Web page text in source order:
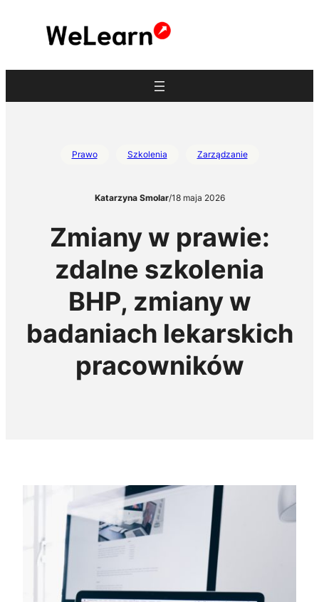
Prawo Szkolenia Zarządzanie
Katarzyna Smolar/18 maja 2026
Zmiany w prawie:
zdalne szkolenia
BHP, zmiany w
badaniach lekarskich
pracowników